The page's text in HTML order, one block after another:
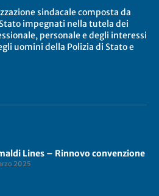
sindacale composta da
impegnati nella tutela dei
personale e degli interessi
uomini della Polizia di Stato e
Lines – Rinnovo convenzione
2025